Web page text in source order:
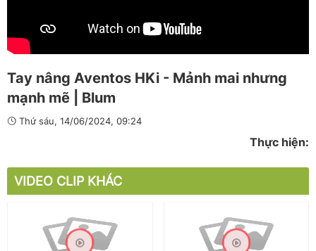
Tay nâng Aventos HKi - Mảnh mai nhưng
mạnh mẽ | Blum
Thứ sáu, 14/06/2024, 09:24
Thực hiện:
VIDEO CLIP KHÁC